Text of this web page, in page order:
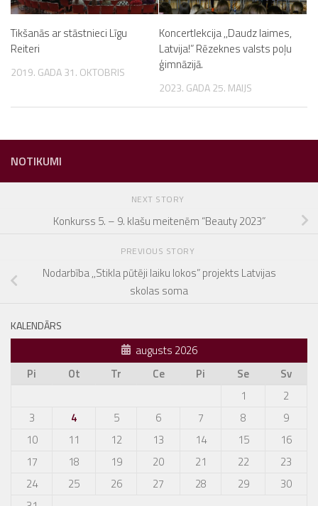
Tikšanās ar stāstnieci Līgu
Reiteri
2019. GADA 31. OKTOBRIS
Koncertlekcija ,,Daudz laimes,
Latvija!” Rēzeknes valsts poļu
ģimnāzijā.
2023. GADA 25. MAIJS
NOTIKUMI
NEXT STORY
Konkurss 5. – 9. klašu meitenēm “Beauty 2023”
PREVIOUS STORY
Nodarbība ,,Stikla pūtēji laiku lokos” projekts Latvijas
skolas soma
KALENDĀRS
augusts 2026
Pi
Ot Tr Ce Pi Se
Sv
1
2
3
4 5 6 7 8
9
10
11 12 13 14 15
16
17
18 19 20 21 22
23
24
25 26 27 28 29
30